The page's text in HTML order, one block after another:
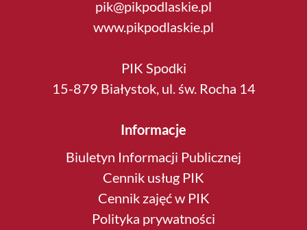
pik@pikpodlaskie.pl
www.pikpodlaskie.pl
PIK Spodki
15-879 Białystok, ul. św. Rocha 14
Informacje
Biuletyn Informacji Publicznej
Cennik usług PIK
Cennik zajęć w PIK
Polityka prywatności